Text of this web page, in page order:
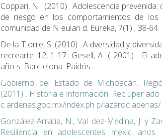
Coppari, N . (2010) . Adolescencia
de riesgo en los comportamientos de
comunidad de N eulan d. Eureka, 7(1) , 38-64.
De la T orre, S. (2010) . A dversidad y
recrearte 12, 1-17. Gesell, A. ( 2001) . El
año s. Barc elona: Paidós.
Gobierno del Estado de Michoacán.
(2011) . Historia e información. Rec uper
c ardenas.gob.mx/index.ph p/lazaroc
González-Arratia, N., Val dez-Medina, J. y
Resiliencia en adolescentes mexic